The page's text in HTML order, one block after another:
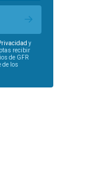
y
recibir
de GFR
de los